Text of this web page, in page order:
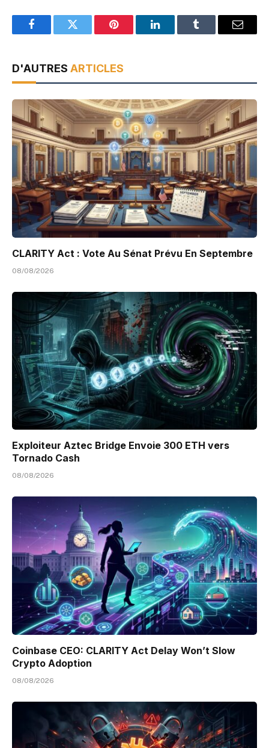
FacebookTwitter Pinterest LinkedInTumblr Email
D'AUTRES ARTICLES
CLARITY Act : Vote Au Sénat Prévu En Septembre
08/08/2026
Exploiteur Aztec Bridge Envoie 300 ETH vers
Tornado Cash
08/08/2026
Coinbase CEO: CLARITY Act Delay Won’t Slow
Crypto Adoption
08/08/2026